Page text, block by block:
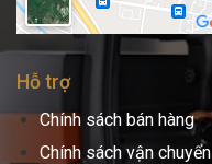
Hỗ trợ
Chính sách bán hàng
Chính sách vận chuyển